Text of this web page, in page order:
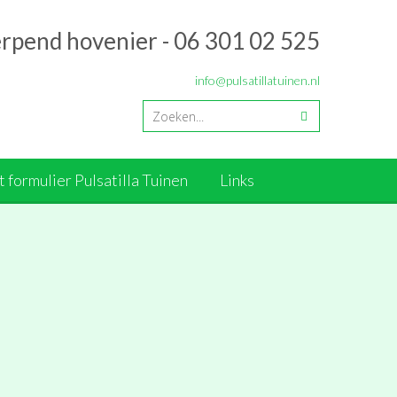
hovenier - 06 301 02 525
info@pulsatillatuinen.nl
formulier Pulsatilla Tuinen Links